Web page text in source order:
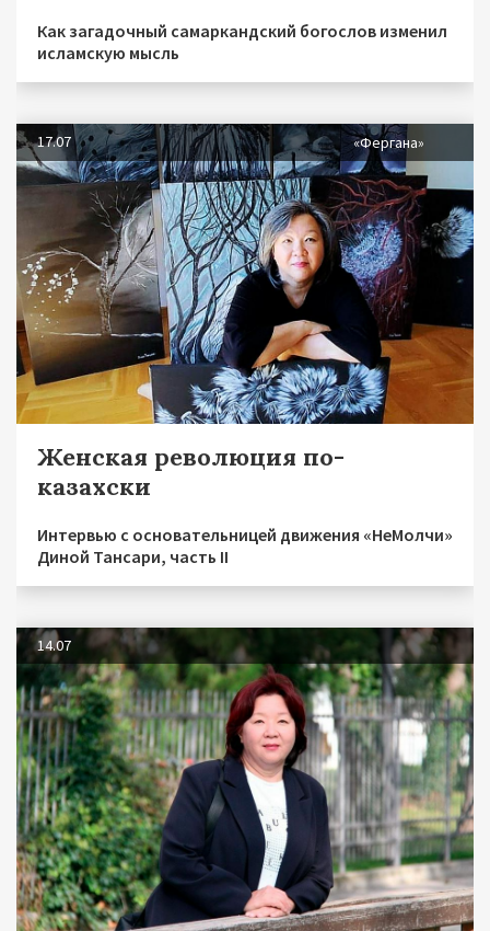
Как загадочный самаркандский богослов изменил
исламскую мысль
17.07 «Фергана»
Женская революция по-
казахски
Интервью с основательницей движения «НеМолчи»
Диной Тансари, часть II
14.07